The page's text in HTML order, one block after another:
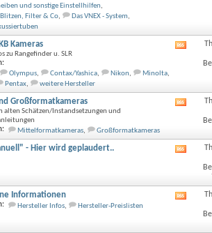
und sonstige Einstellhilfen,
Filter & Co, Das VNEX - System,
Kameras
zu Rangefinder u. SLR
Olympus, Contax/Yashica, Nikon, Minolta,
Pentax, weitere Hersteller
dieses
Großformatkameras
alten Schätzen/Instandsetzungen und
Mittelformatkameras, Großformatkameras
dieses
- Hier wird geplaudert..
dieses
Informationen
Hersteller Infos, Hersteller-Preislisten
dieses